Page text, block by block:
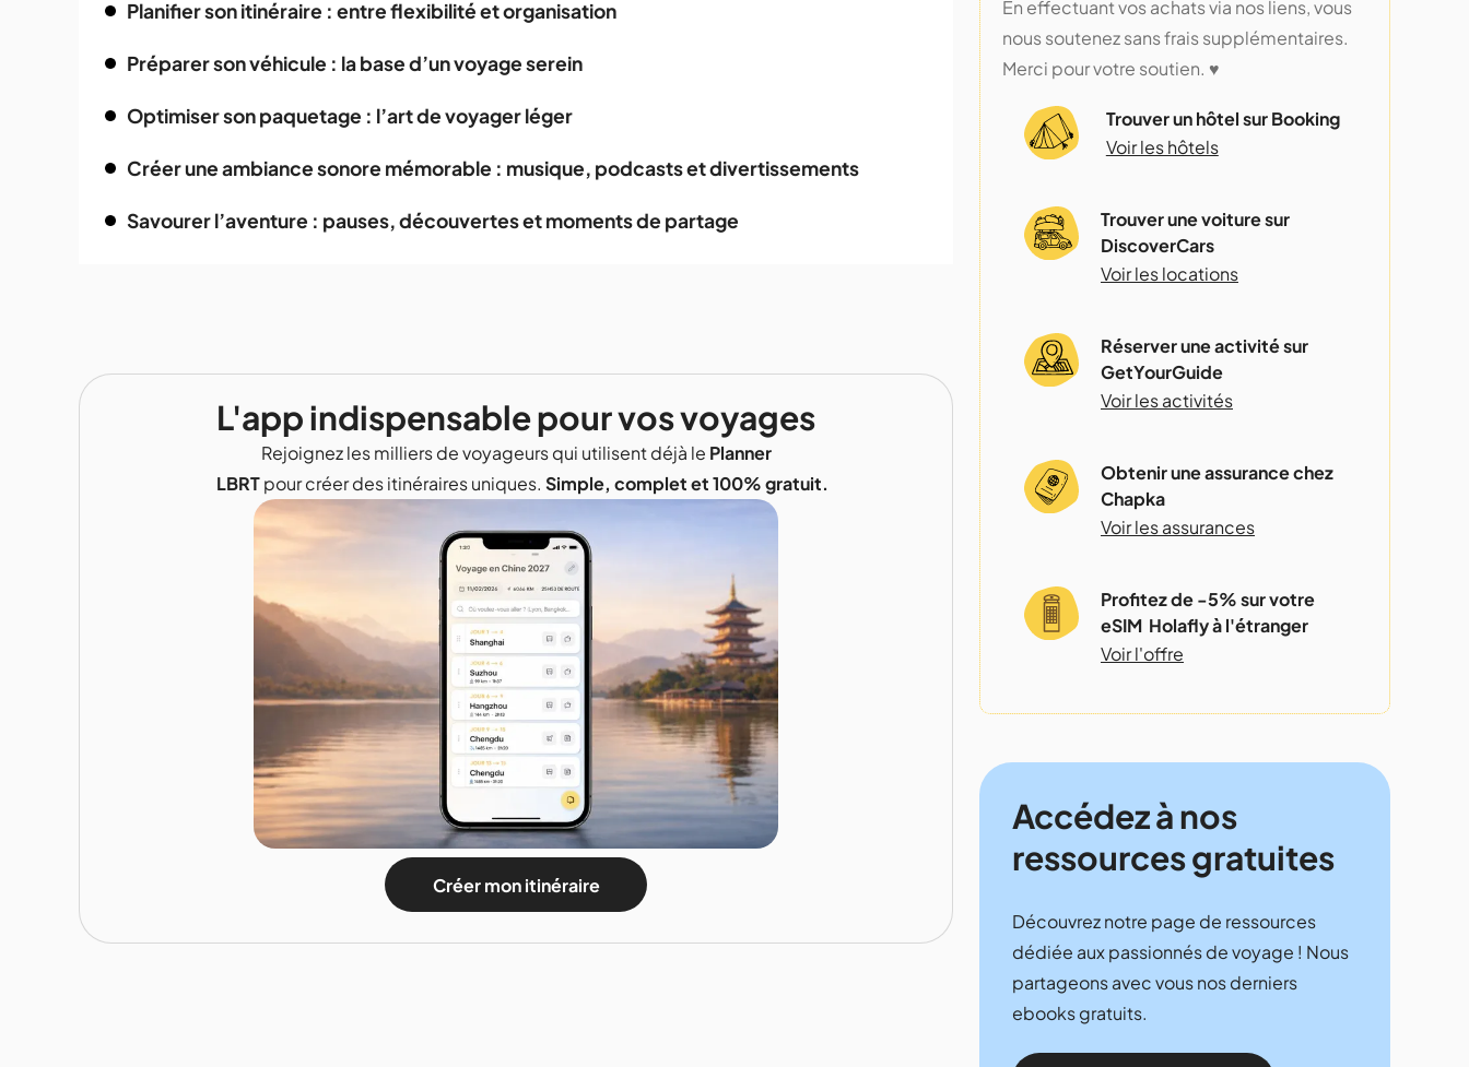
Planifier son itinéraire : entre flexibilité et organisation
Préparer son véhicule : la base d’un voyage serein
Optimiser son paquetage : l’art de voyager léger
Créer une ambiance sonore mémorable : musique, podcasts et divertissements
Savourer l’aventure : pauses, découvertes et moments de partage
L'app indispensable pour vos voyages
Rejoignez les milliers de voyageurs qui utilisent déjà le Planner
LBRTpour créer des itinéraires uniques. Simple, complet et 100% gratuit.
Créer mon itinéraire
En effectuant vos achats via nos liens, vous
nous soutenez sans frais supplémentaires.
Merci pour votre soutien. ♥️
Trouver un hôtel sur Booking
Voir les hôtels
Trouver une voiture sur
DiscoverCars
Voir les locations
Réserver une activité sur
GetYourGuide
Voir les activités
Obtenir une assurance chez
Chapka
Voir les assurances
Profitez de -5% sur votre
eSIM Holafly à l'étranger
Voir l'offre
Accédez à nos
ressources gratuites
Découvrez notre page de ressources
dédiée aux passionnés de voyage ! Nous
partageons avec vous nos derniers
ebooks gratuits.